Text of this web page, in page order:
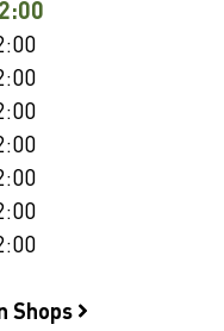
Shops